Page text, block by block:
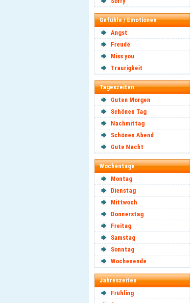
Gefühle / Emotionen
Angst
Freude
Miss you
Traurigkeit
Tageszeiten
Guten Morgen
Schönen Tag
Nachmittag
Schönen Abend
Gute Nacht
Wochentage
Montag
Dienstag
Mittwoch
Donnerstag
Freitag
Samstag
Sonntag
Wochenende
Jahreszeiten
Frühling